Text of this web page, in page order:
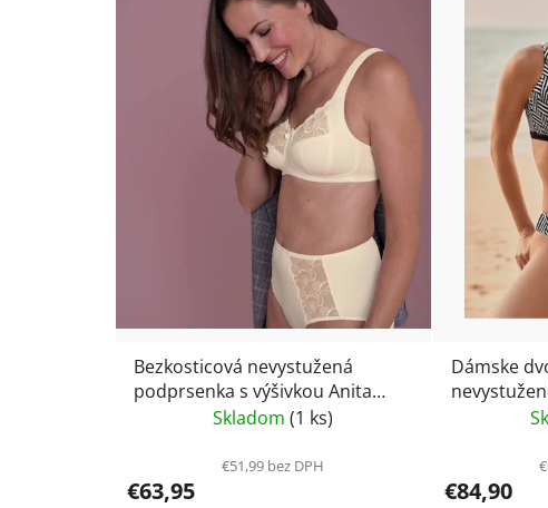
Bezkosticová nevystužená
podprsenka s výšivkou Anita
Care Lucia 4723X
Skladom(1 ks)
€51,99 bez DPH
€63,95
Dámske
Anita
€84,90